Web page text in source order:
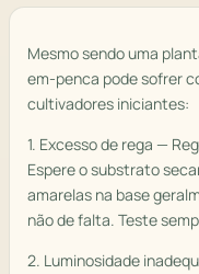
Mesmo sendo uma
em-penca pode sofrer
cultivadores iniciantes:
1. Excesso de rega —
Espere o substrato
amarelas na base
não de falta. Teste
2. Luminosidade